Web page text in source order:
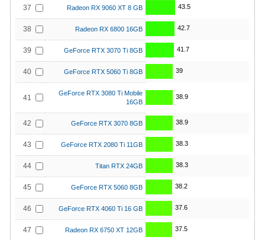
37 Radeon RX 9060 XT 8 GB 43.5
38 Radeon RX 6800 16GB 42.7
39 GeForce RTX 3070 Ti 8GB 41.7
40 GeForce RTX 5060 Ti 8GB 39
41
GeForce RTX 3080 Ti Mobile
16GB
38.9
42 GeForce RTX 3070 8GB 38.9
43 GeForce RTX 2080 Ti 11GB 38.3
44 Titan RTX 24GB 38.3
45 GeForce RTX 5060 8GB 38.2
46 GeForce RTX 4060 Ti 16 GB 37.6
47 Radeon RX 6750 XT 12GB 37.5